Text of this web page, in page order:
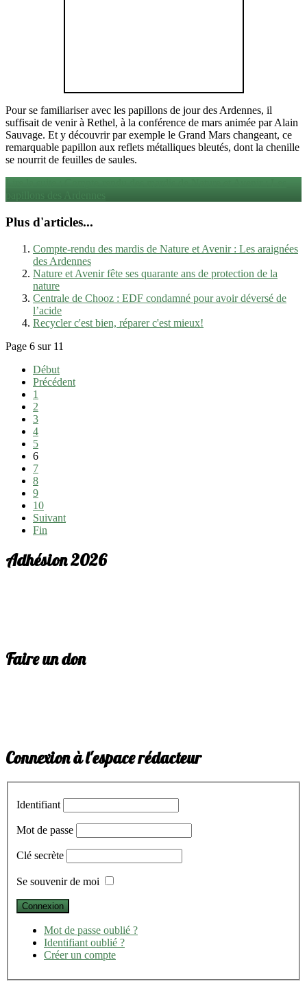
Pour se familiariser avec les papillons de jour des Ardennes, il
suffisait de venir à Rethel, à la conférence de mars animée par Alain
Sauvage. Et y découvrir par exemple le Grand Mars changeant, ce
remarquable papillon aux reflets métalliques bleutés, dont la chenille
se nourrit de feuilles de saules.
papillons des Ardennes
Plus d'articles...
Compte-rendu des mardis de Nature et Avenir : Les araignées
des Ardennes
Nature et Avenir fête ses quarante ans de protection de la
nature
Centrale de Chooz : EDF condamné pour avoir déversé de
l’acide
Recycler c'est bien, réparer c'est mieux!
Page 6 sur 11
Début
Précédent
1
2
3
4
5
6
7
8
9
10
Suivant
Fin
Adhésion 2026
Faire un don
Connexion à l'espace rédacteur
Identifiant
Mot de passe
Clé secrète
Se souvenir de moi
Mot de passe oublié ?
Identifiant oublié ?
Créer un compte